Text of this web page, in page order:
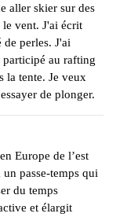
aller skier sur des
le vent. J'ai écrit
de perles. J'ai
au rafting
la tente. Je veux
de plonger.
Europe de l’est
passe-temps qui
du temps
et élargit